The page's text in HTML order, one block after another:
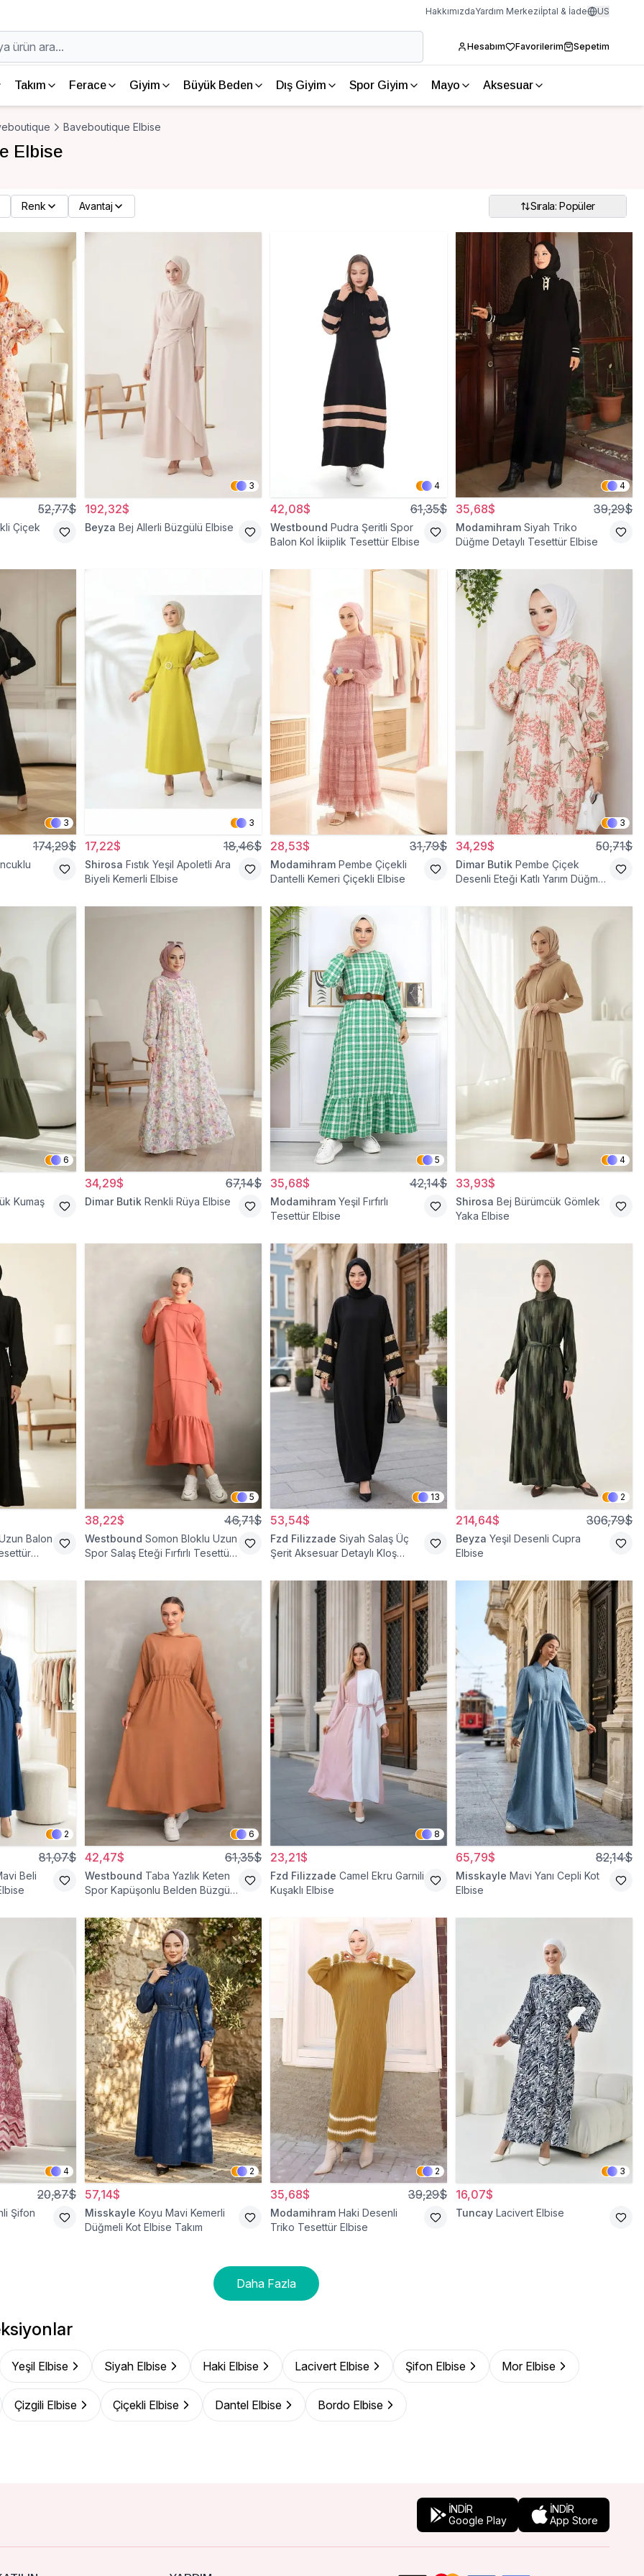
HakkımızdaYardım Merkeziİptal & İade US
Hesabım Favorilerim Sepetim
Takım Ferace Giyim Büyük Beden Dış Giyim Spor Giyim Mayo Aksesuar
Baveboutique Elbise
Elbise
Renk Avantaj Sırala: Popüler
52,77$
Çiçek
3
192,32$
Beyza Bej Allerli Büzgülü Elbise
4
42,08$ 61,35$
Westbound Pudra Şeritli Spor
Balon Kol İkiiplik Tesettür Elbise
4
35,68$ 39,29$
Modamihram Siyah Triko
Düğme Detaylı Tesettür Elbise
3
174,29$
3
17,22$ 18,46$
Shirosa Fıstık Yeşil Apoletli Ara
Biyeli Kemerli Elbise
28,53$ 31,79$
Modamihram Pembe Çiçekli
Dantelli Kemeri Çiçekli Elbise
3
34,29$ 50,71$
Dimar Butik Pembe Çiçek
Desenli Eteği Katlı Yarım Düğmeli
6
Kumaş
34,29$ 67,14$
Dimar Butik Renkli Rüya Elbise
5
35,68$ 42,14$
Modamihram Yeşil Fırfırlı
Tesettür Elbise
4
33,93$
Shirosa Bej Bürümcük Gömlek
Yaka Elbise
Balon
5
38,22$ 46,71$
Westbound Somon Bloklu Uzun
Spor Salaş Eteği Fırfırlı Tesettür
13
53,54$
Fzd Filizzade Siyah Salaş Üç
Şerit Aksesuar Detaylı Kloş
2
214,64$ 306,79$
Beyza Yeşil Desenli Cupra
Elbise
2
81,07$
Beli
6
42,47$ 61,35$
Westbound Taba Yazlık Keten
Spor Kapüşonlu Belden Büzgülü
8
23,21$
Fzd Filizzade Camel Ekru Garnili
Kuşaklı Elbise
65,79$ 82,14$
Misskayle Mavi Yanı Cepli Kot
Elbise
4
20,87$
Şifon
2
57,14$
Misskayle Koyu Mavi Kemerli
Düğmeli Kot Elbise Takım
2
35,68$ 39,29$
Modamihram Haki Desenli
Triko Tesettür Elbise
3
16,07$
Tuncay Lacivert Elbise
Daha Fazla
Yeşil Elbise Siyah Elbise Haki Elbise Lacivert Elbise Şifon Elbise Mor Elbise
Çizgili Elbise Çiçekli Elbise Dantel Elbise Bordo Elbise
İNDİR
Google Play
İNDİR
App Store